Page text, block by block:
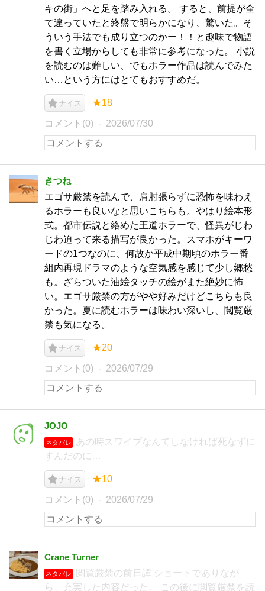
キの街」へと足を踏み入れる。 すると、前提が全
て違っていたと終盤で明らかになり、驚いた。そ
ういう手法でも成り立つのかー！！と趣味で物語
を書く立場からしても非常に参考になった。 小説
を読むのは難しい、でもホラー作品は読んでみた
い…という方にはとてもおすすめだ。
ナイス ★18
コメント(0) 2026/07/30
きつね
エゴサ厳禁を読んで、肩肘張らずに恐怖を味わえ
るホラーも良いなと思いこちらも。やはり絵本形
式。都市伝説と絡めた王道ホラーで、怪異がじわ
じわ迫って来る描写が良かった。スマホがキーワ
ードの1つなのに、何故か平成中期頃のホラー番
組内再現ドラマのような空気感を感じて少し郷愁
も。ざらついた油絵タッチの絵がまた絶妙に怖
い。エゴサ厳禁の方がやや好みだけどこちらも良
かった。夏に読むホラーは味わい深いし、閲覧厳
禁も気になる。
ナイス ★20
コメント(0) 2026/07/29
JOJO
ネタバレ
あの時スワイプなんてしなければ死なずに
すんだのに…
ナイス ★10
コメント(0) 2026/07/29
Crane Turner
ネタバレ
閲覧厳禁の前日譚 ショートでありなが
ら、充実した内容だった。 この後に閲覧厳禁を読